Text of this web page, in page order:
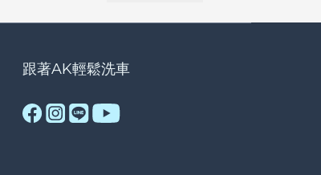
跟著AK輕鬆洗車